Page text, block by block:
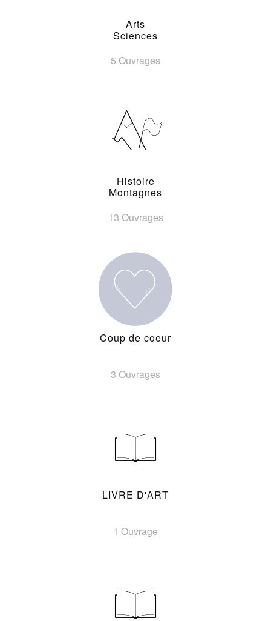
Arts
Sciences
5 Ouvrages
Histoire
Montagnes
13 Ouvrages
Coup de coeur
3 Ouvrages
LIVRE D'ART
1 Ouvrage